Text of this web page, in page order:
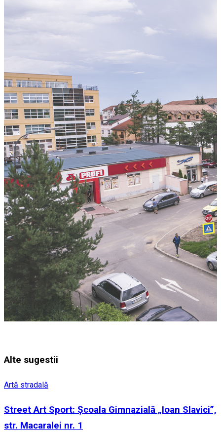
Alte sugestii
Artă stradală
Street Art Sport: Școala Gimnazială „Ioan Slavici”,
str. Macaralei nr. 1